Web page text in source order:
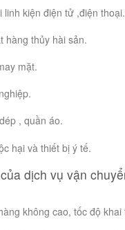
linh kiện điện tử ,điện thoại.
hàng thủy hài sản.
mặt.
, quần áo.
hại và thiết bị ý tế.
dịch vụ vận
không cao, tốc độ